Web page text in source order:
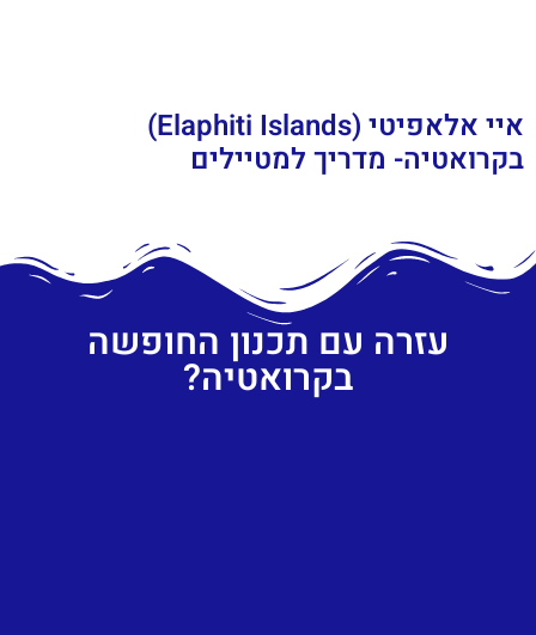
איי אלאפיטי (Elaphiti Islands)
בקרואטיה- מדריך למטיילים
עזרה עם תכנון החופשה
בקרואטיה?